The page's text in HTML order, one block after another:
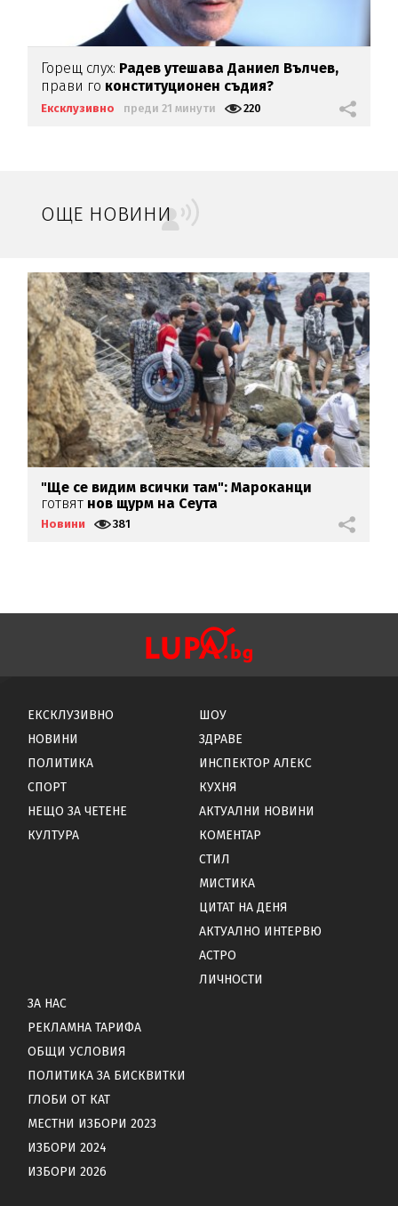
Горещ слух: Радев утешава Даниел Вълчев,
прави го конституционен съдия?
Ексклузивно преди 21 минути 220
ОЩЕ НОВИНИ
"Ще се видим всички там": Мароканци
готвят нов щурм на Сеута
Новини 381
ЕКСКЛУЗИВНО
НОВИНИ
ПОЛИТИКА
СПОРТ
НЕЩО ЗА ЧЕТЕНЕ
КУЛТУРА
ШОУ
ЗДРАВЕ
ИНСПЕКТОР АЛЕКС
КУХНЯ
АКТУАЛНИ НОВИНИ
КОМЕНТАР
СТИЛ
МИСТИКА
ЦИТАТ НА ДЕНЯ
АКТУАЛНО ИНТЕРВЮ
АСТРО
ЛИЧНОСТИ
ЗА НАС
РЕКЛАМНА ТАРИФА
ОБЩИ УСЛОВИЯ
ПОЛИТИКА ЗА БИСКВИТКИ
ГЛОБИ ОТ КАТ
МЕСТНИ ИЗБОРИ 2023
ИЗБОРИ 2024
ИЗБОРИ 2026